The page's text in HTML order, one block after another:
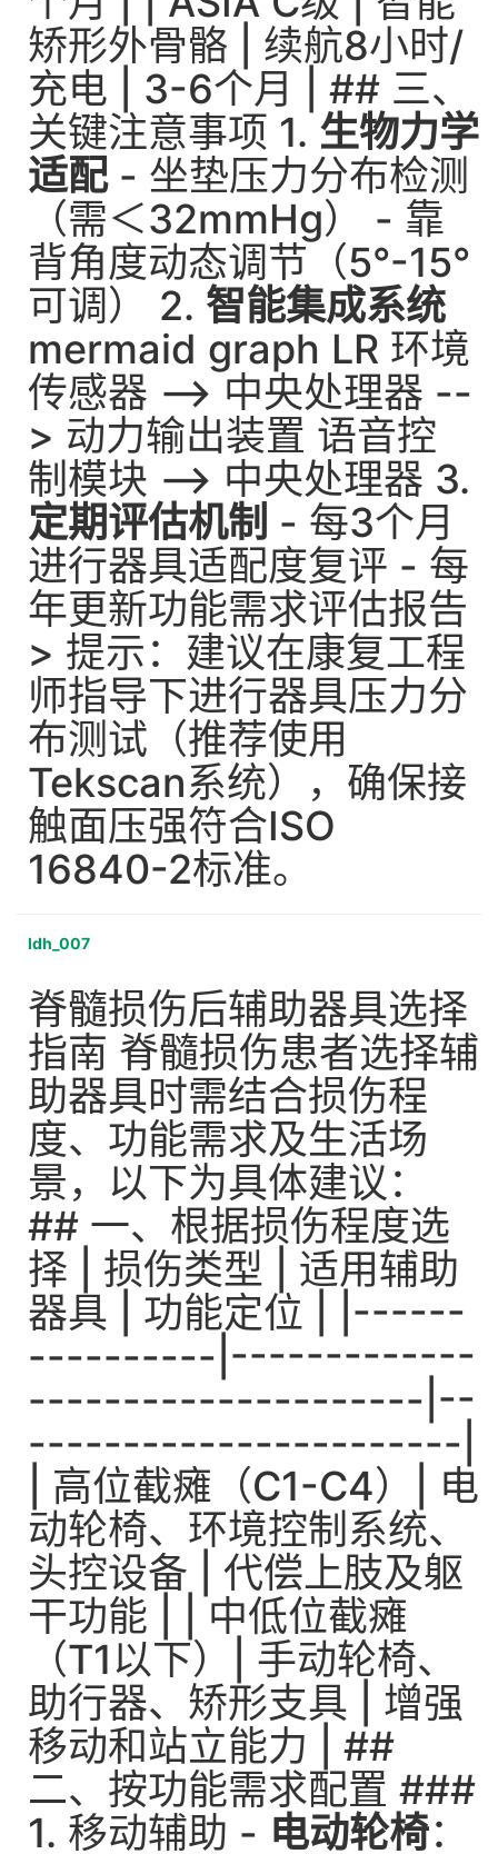
矫形外骨骼 | 续航8小时/
充电 | 3-6个月 | ## 三、
关键注意事项 1. 生物力学
适配- 坐垫压力分布检测
（需＜32mmHg） - 靠
背角度动态调节（5°-15°
可调） 2. 智能集成系统
mermaid graph LR 环境
传感器 --> 中央处理器 --
> 动力输出装置 语音控
制模块 --> 中央处理器 3.
定期评估机制 - 每3个月
进行器具适配度复评 - 每
年更新功能需求评估报告
> 提示：建议在康复工程
师指导下进行器具压力分
布测试（推荐使用
Tekscan系统），确保接
触面压强符合ISO
16840-2标准。
ldh_007
脊髓损伤后辅助器具选择
指南 脊髓损伤患者选择辅
助器具时需结合损伤程
度、功能需求及生活场
景，以下为具体建议：
## 一、根据损伤程度选
择 | 损伤类型 | 适用辅助
器具 | 功能定位 | |------
----------|-------------
---------------------|--
-----------------------|
| 高位截瘫（C1-C4）| 电
动轮椅、环境控制系统、
头控设备 | 代偿上肢及躯
干功能 | | 中低位截瘫
（T1以下）| 手动轮椅、
助行器、矫形支具 | 增强
移动和站立能力 | ##
二、按功能需求配置 ###
1. 移动辅助 - 电动轮椅：